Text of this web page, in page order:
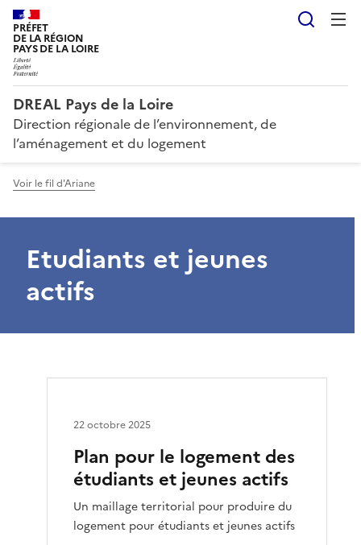
PRÉFET
DE LA RÉGION
PAYS DE LA LOIRE
DREAL Pays de la Loire
Direction régionale de l’environnement, de
l’aménagement et du logement
Voir le fil d'Ariane
Etudiants et jeunes
actifs
Plan pour le logement des
étudiants et jeunes actifs
Un maillage territorial pour produire du
logement pour étudiants et jeunes actifs
22 octobre 2025